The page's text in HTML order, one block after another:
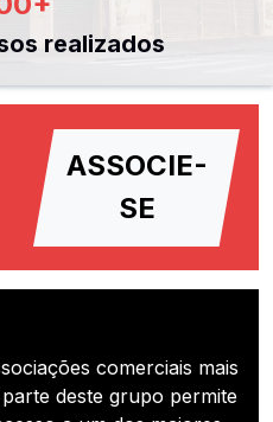
realizados
ASSOCIE-
SE
comerciais mais
deste grupo permite